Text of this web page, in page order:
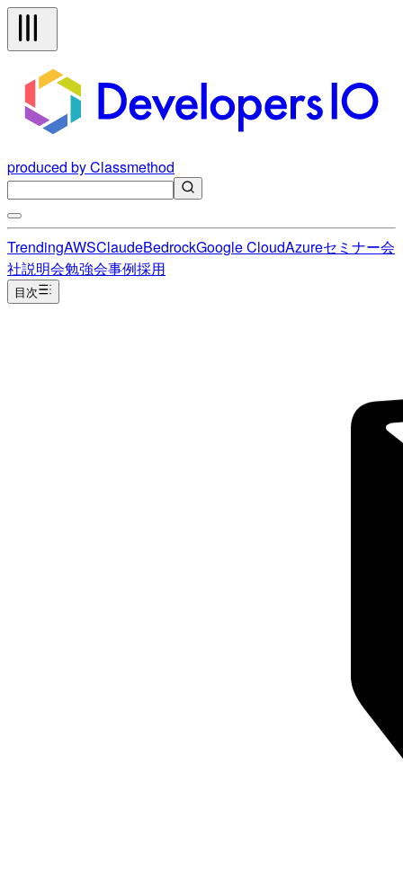
produced by Classmethod
TrendingAWSClaudeBedrockGoogle CloudAzureセミナー会
社説明会勉強会事例採用
目次